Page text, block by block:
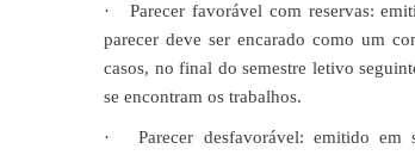
· Parecer favorável com reservas:
parecer deve ser encarado como um
casos, no final do semestre letivo
se encontram os trabalhos.
· Parecer desfavorável: emitido em